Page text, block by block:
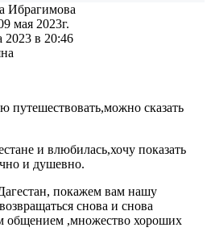
Ибрагимова
мая 2023г.
2023 в 20:46
путешествовать,можно сказать
и влюбилась,хочу показать
и душевно.
покажем вам нашу
снова и снова
общением ,множество хороших